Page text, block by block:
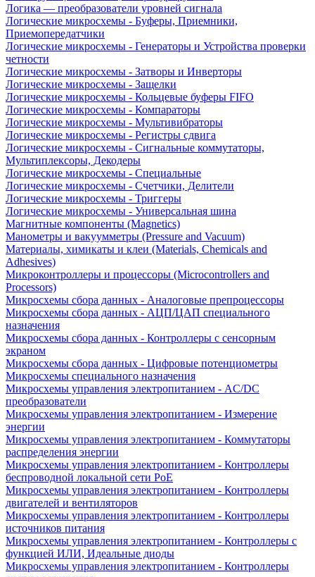
Логика — преобразователи уровней сигнала
Логические микросхемы - Буферы, Приемники,
Приемопередатчики
Логические микросхемы - Генераторы и Устройства проверки
четности
Логические микросхемы - Затворы и Инверторы
Логические микросхемы - Защелки
Логические микросхемы - Кольцевые буферы FIFO
Логические микросхемы - Компараторы
Логические микросхемы - Мультивибраторы
Логические микросхемы - Регистры сдвига
Логические микросхемы - Сигнальные коммутаторы,
Мультиплексоры, Декодеры
Логические микросхемы - Специальные
Логические микросхемы - Счетчики, Делители
Логические микросхемы - Триггеры
Логические микросхемы - Универсальная шина
Магнитные компоненты (Magnetics)
Манометры и вакуумметры (Pressure and Vacuum)
Материалы, химикаты и клеи (Materials, Chemicals and
Adhesives)
Микроконтроллеры и процессоры (Microcontrollers and
Processors)
Микросхемы сбора данных - Аналоговые препроцессоры
Микросхемы сбора данных - АЦП/ЦАП специального
назначения
Микросхемы сбора данных - Контроллеры с сенсорным
экраном
Микросхемы сбора данных - Цифровые потенциометры
Микросхемы специального назначения
Микросхемы управления электропитанием - AC/DC
преобразователи
Микросхемы управления электропитанием - Измерение
энергии
Микросхемы управления электропитанием - Коммутаторы
распределения энергии
Микросхемы управления электропитанием - Контроллеры
беспроводной локальной сети PoE
Микросхемы управления электропитанием - Контроллеры
двигателей и вентиляторов
Микросхемы управления электропитанием - Контроллеры
источников питания
Микросхемы управления электропитанием - Контроллеры с
функцией ИЛИ, Идеальные диоды
Микросхемы управления электропитанием - Контроллеры